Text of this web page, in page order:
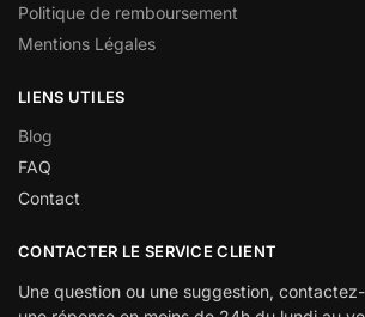
Politique de remboursement
Mentions Légales
LIENS UTILES
Blog
FAQ
Contact
CONTACTER LE SERVICE CLIENT
Une question ou une suggestion,